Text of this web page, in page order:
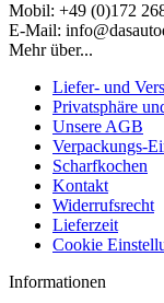
Mobil: +49 (0)172
E-Mail:
Mehr über...
Liefer- und
Privatsphäre
Unsere AGB
Verpackungs-
Scharfkochen
Kontakt
Widerrufsrecht
Lieferzeit
Cookie
Informationen